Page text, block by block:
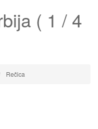
( 1 / 4
Rečica